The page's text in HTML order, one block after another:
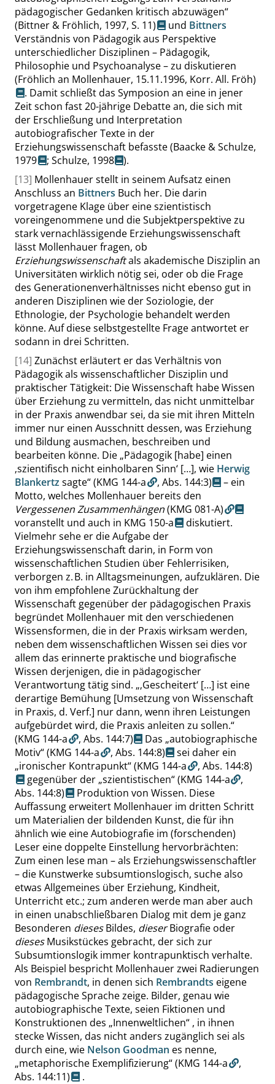
pädagogischer Gedanken kritisch abzuwägen“
(Bittner & Fröhlich, 1997, S. 11) und Bittners
Verständnis von Pädagogik aus Perspektive
unterschiedlicher Disziplinen – Pädagogik,
Philosophie und Psychoanalyse – zu diskutieren
(Fröhlich an Mollenhauer, 15.11.1996, Korr. All. Fröh)
. Damit schließt das Symposion an eine in jener
Zeit schon fast 20-jährige Debatte an, die sich mit
der Erschließung und Interpretation
autobiografischer Texte in der
Erziehungswissenschaft befasste (Baacke & Schulze,
1979
; Schulze, 1998
).
[13] Mollenhauer stellt in seinem Aufsatz einen
Anschluss an Bittners Buch her. Die darin
vorgetragene Klage über eine szientistisch
voreingenommene und die Subjektperspektive zu
stark vernachlässigende Erziehungswissenschaft
lässt Mollenhauer fragen, ob
Erziehungswissenschaftals akademische Disziplin an
Universitäten wirklich nötig sei, oder ob die Frage
des Generationenverhältnisses nicht ebenso gut in
anderen Disziplinen wie der Soziologie, der
Ethnologie, der Psychologie behandelt werden
könne. Auf diese selbstgestellte Frage antwortet er
sodann in drei Schritten.
[14] Zunächst erläutert er das Verhältnis von
Pädagogik als wissenschaftlicher Disziplin und
praktischer Tätigkeit: Die Wissenschaft habe Wissen
über Erziehung zu vermitteln, das nicht unmittelbar
in der Praxis anwendbar sei, da sie mit ihren Mitteln
immer nur einen Ausschnitt dessen, was Erziehung
und Bildung ausmachen, beschreiben und
bearbeiten könne. Die „Pädagogik [habe] einen
‚szientifisch nicht einholbaren Sinn‘ […], wie Herwig
Blankertz sagte“(KMG 144-a , Abs. 144:3)
– ein
Motto, welches Mollenhauer bereits den
Vergessenen Zusammenhängen(KMG 081-A)
voranstellt und auch in KMG 150-a
diskutiert.
Vielmehr sehe er die Aufgabe der
Erziehungswissenschaft darin, in Form von
wissenschaftlichen Studien über Fehlerrisiken,
verborgen z. B. in Alltagsmeinungen, aufzuklären. Die
von ihm empfohlene Zurückhaltung der
Wissenschaft gegenüber der pädagogischen Praxis
begründet Mollenhauer mit den verschiedenen
Wissensformen, die in der Praxis wirksam werden,
neben dem wissenschaftlichen Wissen sei dies vor
allem das erinnerte praktische und biografische
Wissen derjenigen, die in pädagogischer
Verantwortung tätig sind. „‚Gescheitert‘ […] ist eine
derartige Bemühung [Umsetzung von Wissenschaft
in Praxis, d. Verf.] nur dann, wenn ihren Leistungen
aufgebürdet wird, die Praxis anleiten zu sollen.“
(KMG 144-a
, Abs. 144:7) Das „autobiographische
Motiv“(KMG 144-a , Abs. 144:8)
sei daher ein
„ironischer Kontrapunkt“(KMG 144-a , Abs. 144:8)
gegenüber der „szientistischen“ (KMG 144-a
,
Abs. 144:8)
Produktion von Wissen. Diese
Auffassung erweitert Mollenhauer im dritten Schritt
um Materialien der bildenden Kunst, die für ihn
ähnlich wie eine Autobiografie im (forschenden)
Leser eine doppelte Einstellung hervorbrächten:
Zum einen lese man – als Erziehungswissenschaftler
– die Kunstwerke subsumtionslogisch, suche also
etwas Allgemeines über Erziehung, Kindheit,
Unterricht etc.; zum anderen werde man aber auch
in einen unabschließbaren Dialog mit dem je ganz
Besonderen diesesBildes, dieserBiografie oder
diesesMusikstückes gebracht, der sich zur
Subsumtionslogik immer kontrapunktisch verhalte.
Als Beispiel bespricht Mollenhauer zwei Radierungen
von Rembrandt, in denen sich Rembrandts eigene
pädagogische Sprache zeige. Bilder, genau wie
autobiographische Texte, seien Fiktionen und
Konstruktionen des „Innenweltlichen“ , in ihnen
stecke Wissen, das nicht anders zugänglich sei als
durch eine, wie Nelson Goodman es nenne,
„metaphorische Exemplifizierung“(KMG 144-a
,
Abs. 144:11)
.